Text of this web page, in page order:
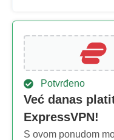
Potvrđeno
Već danas
ExpressVPN!
S ovom ponudom